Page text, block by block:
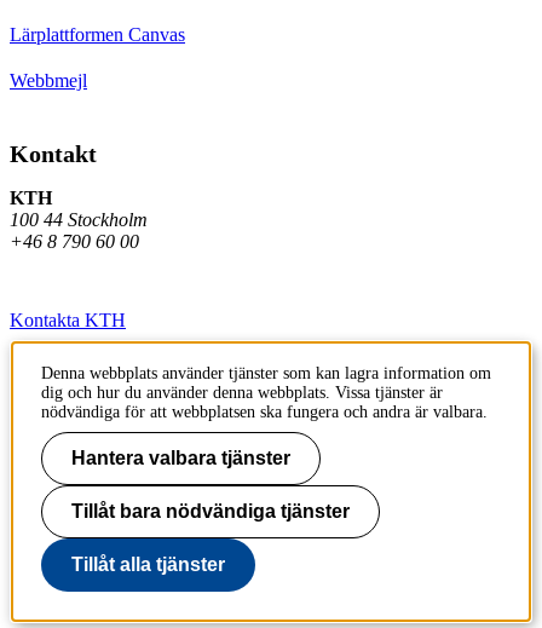
Lärplattformen Canvas
Webbmejl
Kontakt
KTH
100 44 Stockholm
+46 8 790 60 00
Kontakta KTH
Jobba på KTH
Press och media
Faktura och betalning KTH
Om KTH:s webbplatser
Tillgänglighetsredogörelse
Denna webbplats använder tjänster som kan lagra information om
dig och hur du använder denna webbplats. Vissa tjänster är
nödvändiga för att webbplatsen ska fungera och andra är valbara.
Hantera valbara tjänster
Tillåt bara nödvändiga tjänster
Tillåt alla tjänster